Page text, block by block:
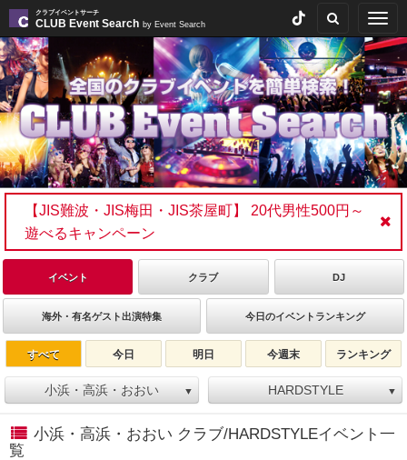
クラブイベントサーチ
CLUB Event Search by Event Search
【JIS難波・JIS梅田・JIS茶屋町】 20代男性500円～
遊べるキャンペーン
イベント クラブ DJ
海外・有名ゲスト出演特集 今日のイベントランキング
すべて 今日 明日 今週末 ランキング
小浜・高浜・おおい ▼ HARDSTYLE ▼
小浜・高浜・おおい クラブ/HARDSTYLEイベント一
覧